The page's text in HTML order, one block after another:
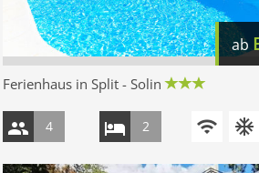
ab
Ferienhaus in Split - Solin
4 2